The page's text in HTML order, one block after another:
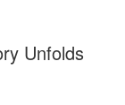
Unfolds